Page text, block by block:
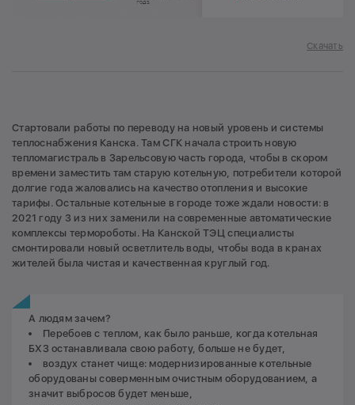
Скачать
Стартовали работы по переводу на новый уровень и системы
теплоснабжения Канска. Там СГК начала строить новую
тепломагистраль в Зарельсовую часть города, чтобы в скором
времени заместить там старую котельную, потребители которой
долгие года жаловались на качество отопления и высокие
тарифы. Остальные котельные в городе тоже ждали новости: в
2021 году 3 из них заменили на современные автоматические
комплексы термороботы. На Канской ТЭЦ специалисты
смонтировали новый осветлитель воды, чтобы вода в кранах
жителей была чистая и качественная круглый год.
А людям зачем?
Перебоев с теплом, как было раньше, когда котельная
БХЗ останавливала свою работу, больше не будет,
воздух станет чище: модернизированные котельные
оборудованы соверменным очистным оборудованием, а
значит выбросов будет меньше,